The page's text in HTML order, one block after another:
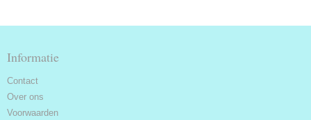
Informatie
Contact
Over ons
Voorwaarden